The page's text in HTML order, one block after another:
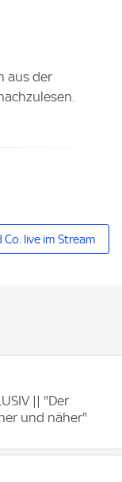
aus der
live im Stream
|| "Der
und näher"